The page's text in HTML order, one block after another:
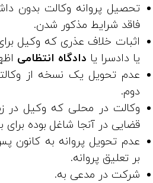
تحصیل پروانه وکالت بدون
فاقد شرایط مذکور شدن.
اثبات خلاف عذری که وکیل
یا دادسرا یا دادگاه انتظامی
عدم تحویل یک نسخه از
دوم.
وکالت در محلی که وکیل در
قضایی در آنجا شاغل بوده برای
عدم تحویل پروانه به کانون
بر تعلیق پروانه.
شرکت در مدعی‌ به.